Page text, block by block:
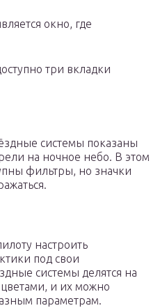
окно, где
три вкладки
системы показаны
на ночное небо. В этом
фильтры, но значки
настроить
под свои
системы делятся на
и их можно
параметрам.